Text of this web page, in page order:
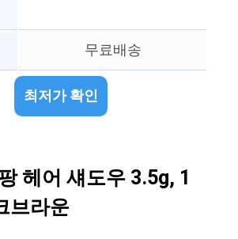
무료배송
최저가 확인
헤어 섀도우 3.5g, 1
브라운